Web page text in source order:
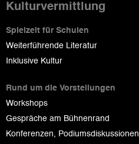
Kulturvermittlung
Spielzeit für Schulen
Weiterführende Literatur
Inklusive Kultur
Rund um die Vorstellungen
Workshops
Gespräche am Bühnenrand
Konferenzen, Podiumsdiskussionen